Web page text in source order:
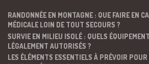
RANDONNÉE EN MONTAGNE : QUE FAIRE EN
MÉDICALE LOIN DE TOUT SECOURS ?
SURVIE EN MILIEU ISOLÉ : QUELS
LÉGALEMENT AUTORISÉS ?
LES ÉLÉMENTS ESSENTIELS À PRÉVOIR